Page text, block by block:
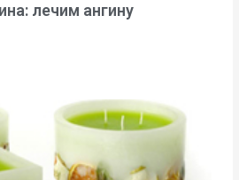
лечим ангину